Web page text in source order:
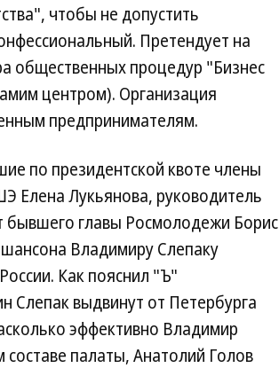
чтобы не допустить
Претендует на
общественных процедур "Бизнес
центром). Организация
предпринимателям.
по президентской квоте члены
Елена Лукьянова, руководитель
бывшего главы Росмолодежи Борис
Владимиру Слепаку
Как пояснил "Ъ"
Слепак выдвинут от Петербурга
эффективно Владимир
палаты, Анатолий Голов